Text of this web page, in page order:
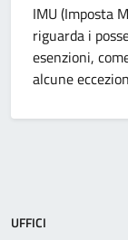
IMU (Imposta
riguarda i
esenzioni,
alcune
UFFICI